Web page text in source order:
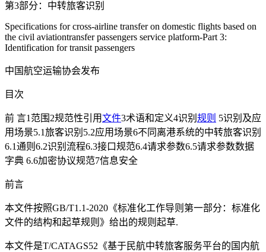
第3部分：中转旅客识别
Specifications for cross-airline transfer on domestic flights based on
the civil aviationtransfer passengers service platform-Part 3:
Identification for transit passengers
中国航空运输协会发布
目次
前 言1范围2规范性引用文件3术语和定义4识别 规则 5识别及应
用场景5.1旅客识别5.2应用场景6不同离港系统的中转旅客识别
6.1通则6.2识别流程6.3接口规范6.4请求参数6.5请求参数数据
字典 6.6加密协议规范7信息安全
前言
本文件按照GB/T1.1-2020《标准化工作导则第一部分：标准化
文件的结构和起草规则》给出的规则起草.
本文件是T/CATAGS52《基于民航中转旅客服务平台的国内航